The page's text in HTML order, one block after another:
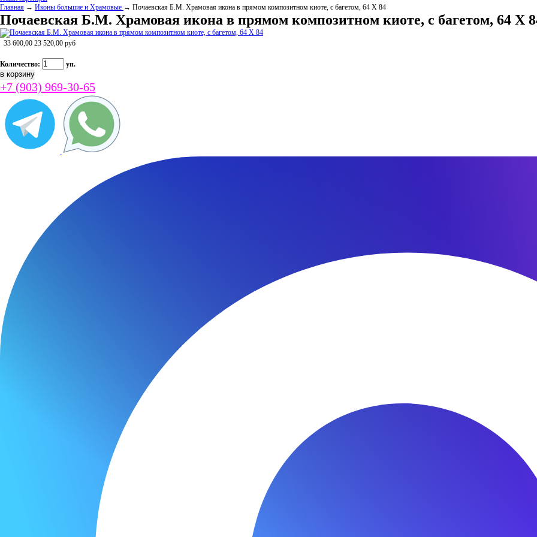
Главная → Иконы большие и Храмовые → Почаевская Б.М. Храмовая икона в прямом композитном киоте, с багетом, 64 Х 84
Почаевская Б.М. Храмовая икона в прямом композитном киоте, с багетом, 64 Х
33 600,00 23 520,00 руб
Количество: уп.
+7 (903) 969-30-65